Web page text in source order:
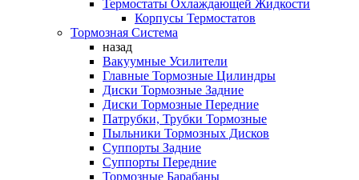
Термостаты Охлаждающей Жидкости
Корпусы Термостатов
Тормозная Система
назад
Вакуумные Усилители
Главные Тормозные Цилиндры
Диски Тормозные Задние
Диски Тормозные Передние
Патрубки, Трубки Тормозные
Пыльники Тормозных Дисков
Суппорты Задние
Суппорты Передние
Тормозные Барабаны